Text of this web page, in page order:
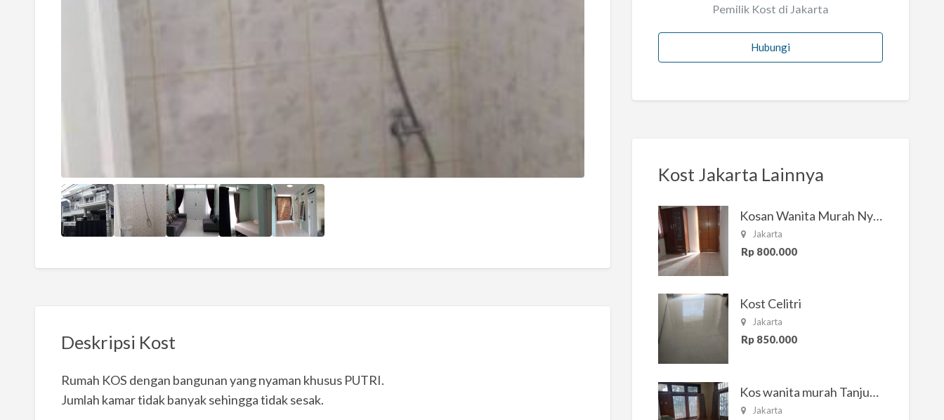
Deskripsi Kost
Rumah KOS dengan bangunan yang nyaman khusus PUTRI.
Jumlah kamar tidak banyak sehingga tidak sesak.
Pemilik Kost di Jakarta
Hubungi
Kost Jakarta Lainnya
Kosan Wanita Murah Nyaman di Jakarta Selatan
Jakarta
Rp 800.000
Kost Celitri
Jakarta
Rp 850.000
Kos wanita murah Tanjung Duren Jakarta Barat
Jakarta